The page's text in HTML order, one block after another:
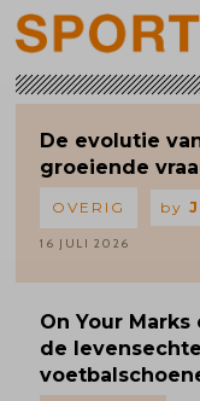
De evolutie
groeiende
OVERIG by
16 JULI 2026
On Your
de